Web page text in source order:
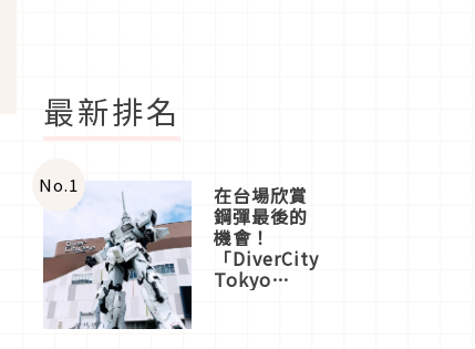
最新排名
No.1 在台場欣賞
鋼彈最後的
機會！
「DiverCity
Tokyo